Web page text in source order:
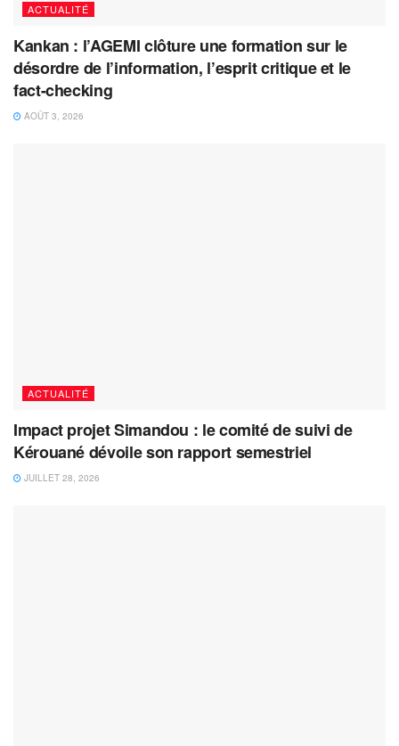
ACTUALITÉ
Kankan : l’AGEMI clôture une formation sur le
désordre de l’information, l’esprit critique et le
fact-checking
AOÛT 3, 2026
ACTUALITÉ
Impact projet Simandou : le comité de suivi de
Kérouané dévoile son rapport semestriel
JUILLET 28, 2026